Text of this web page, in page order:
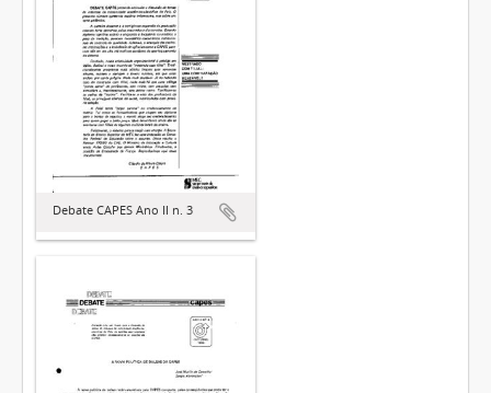
Debate CAPES Ano II n. 3